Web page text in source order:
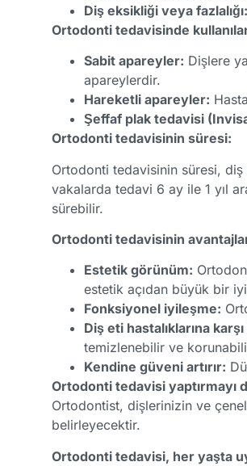
Diş eksikliği veya fazlalığı:
Ortodonti tedavisinde
Sabit apareyler: Dişlere
apareylerdir.
Hareketli apareyler:
Şeffaf plak tedavisi
Ortodonti tedavisinin süresi:
Ortodonti tedavisinin süresi,
vakalarda tedavi 6 ay ile 1 yıl
sürebilir.
Ortodonti tedavisinin
Estetik görünüm:
estetik açıdan büyük bir
Fonksiyonel iyileşme:
Diş eti hastalıklarına
temizlenebilir ve
Kendine güveni artırır:
Ortodonti tedavisi yaptırmayı
Ortodontist, dişlerinizin ve
belirleyecektir.
Ortodonti tedavisi, her yaşta